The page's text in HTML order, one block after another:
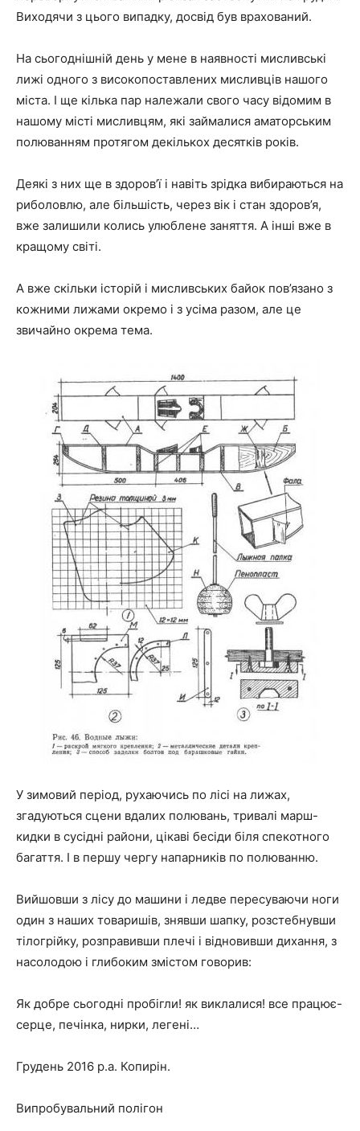
Виходячи з цього випадку, досвід був врахований.
На сьогоднішній день у мене в наявності мисливські
лижі одного з високопоставлених мисливців нашого
міста. І ще кілька пар належали свого часу відомим в
нашому місті мисливцям, які займалися аматорським
полюванням протягом декількох десятків років.
Деякі з них ще в здоров’ї і навіть зрідка вибираються на
риболовлю, але більшість, через вік і стан здоров’я,
вже залишили колись улюблене заняття. А інші вже в
кращому світі.
А вже скільки історій і мисливських байок пов’язано з
кожними лижами окремо і з усіма разом, але це
звичайно окрема тема.
У зимовий період, рухаючись по лісі на лижах,
згадуються сцени вдалих полювань, тривалі марш-
кидки в сусідні райони, цікаві бесіди біля спекотного
багаття. І в першу чергу напарників по полюванню.
Вийшовши з лісу до машини і ледве пересуваючи ноги
один з наших товаришів, знявши шапку, розстебнувши
тілогрійку, розправивши плечі і відновивши дихання, з
насолодою і глибоким змістом говорив:
Як добре сьогодні пробігли! як виклалися! все працює-
серце, печінка, нирки, легені…
Грудень 2016 р.а. Копирін.
Випробувальний полігон